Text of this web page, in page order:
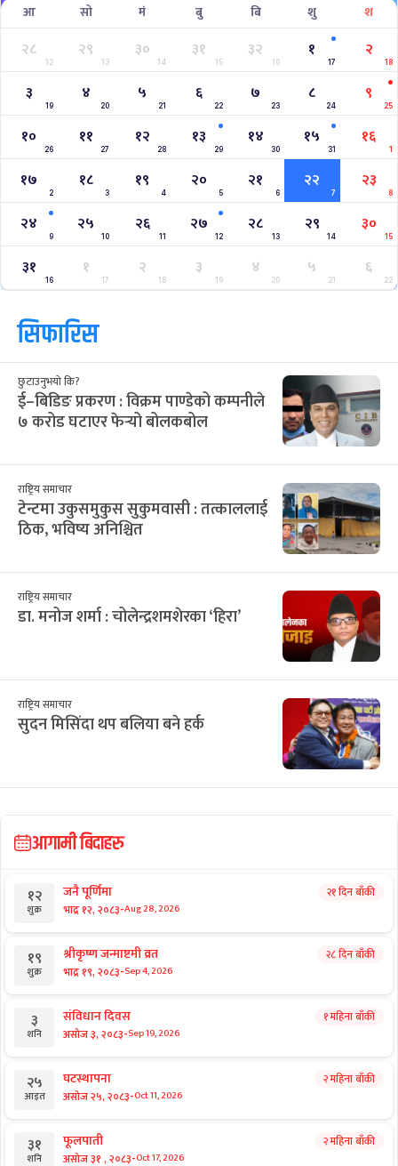
आ सो मं बु बि शु श
२८
12
२९
13
३०
14
३१
15
३२
16
१
17
२
18
३
19
४
20
५
21
६
22
७
23
८
24
९
25
१०
26
११
27
१२
28
१३
29
१४
30
१५
31
१६
1
१७
2
१८
3
१९
4
२०
5
२१
6
२२
7
२३
8
२४
9
२५
10
२६
11
२७
12
२८
13
२९
14
३०
15
३१
16
१
17
२
18
३
19
४
20
५
21
६
22
सिफारिस
छुटाउनुभयो कि?
ई–बिडिङ प्रकरण : विक्रम पाण्डेको कम्पनीले
७ करोड घटाएर फेर्‍यो बोलकबोल
राष्ट्रिय समाचार
टेन्टमा उकुसमुकुस सुकुमवासी : तत्काललाई
ठिक, भविष्य अनिश्चित
राष्ट्रिय समाचार
डा. मनोज शर्मा : चोलेन्द्रशमशेरका ‘हिरा’
राष्ट्रिय समाचार
सुदन मिसिंदा थप बलिया बने हर्क
आगामी बिदाहरु
१२
शुक्र
जनै पूर्णिमा
भाद्र १२, २०८३-Aug 28, 2026
२१ दिन बाँकी
१९
शुक्र
श्रीकृष्ण जन्माष्टमी व्रत
भाद्र १९, २०८३-Sep 4, 2026
२८ दिन बाँकी
३
शनि
संविधान दिवस
असोज ३, २०८३-Sep 19, 2026
१ महिना बाँकी
२५
आइत
घटस्थापना
असोज २५, २०८३-Oct 11, 2026
२ महिना बाँकी
३१
शनि
फूलपाती
असोज ३१ , २०८३-Oct 17, 2026
२ महिना बाँकी